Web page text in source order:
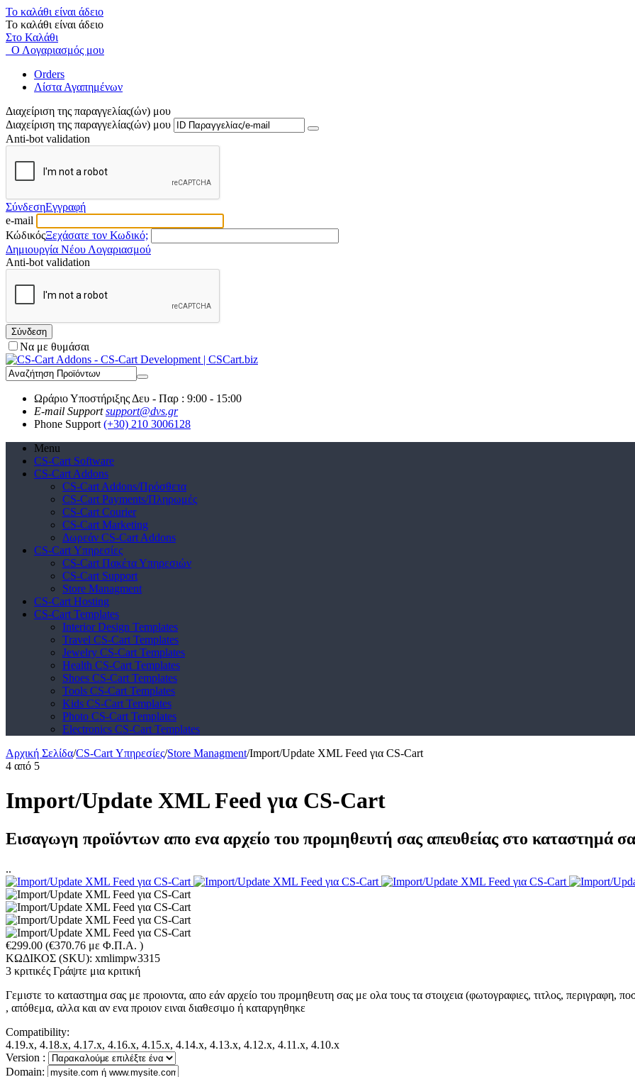
Το καλάθι είναι άδειο
Το καλάθι είναι άδειο
Στο Καλάθι
Ο Λογαριασμός μου
Orders
Λίστα Αγαπημένων
Διαχείριση της παραγγελίας(ών) μου
Διαχείριση της παραγγελίας(ών) μου
Anti-bot validation
ΣύνδεσηΕγγραφή
e-mail
ΚώδικόςΞεχάσατε τον Κωδικό;
Δημιουργία Νέου Λογαριασμού
Anti-bot validation
Σύνδεση
Να με θυμάσαι
Ωράριο Υποστήριξης Δευ - Παρ : 9:00 - 15:00
E-mail Support support@dvs.gr
Phone Support (+30) 210 3006128
Menu
CS-Cart Software
CS-Cart Addons
CS-Cart Addons/Πρόσθετα
CS-Cart Payments/Πληρωμές
CS-Cart Courier
CS-Cart Marketing
Δωρεάν CS-Cart Addons
CS-Cart Υπηρεσίες
CS-Cart Πακέτα Υπηρεσιών
CS-Cart Support
Store Managment
CS-Cart Hosting
CS-Cart Templates
Interior Design Templates
Travel CS-Cart Templates
Jewelry CS-Cart Templates
Health CS-Cart Templates
Shoes CS-Cart Templates
Tools CS-Cart Templates
Kids CS-Cart Templates
Photo CS-Cart Templates
Electronics CS-Cart Templates
Αρχική Σελίδα/CS-Cart Υπηρεσίες/Store Managment/Import/Update XML Feed για CS-Cart
4 από 5
Import/Update XML Feed για CS-Cart
Εισαγωγη προϊόντων απο ενα αρχείο του προμηθευτή σας απευθείας στο καταστημά
..
€299.00 (€370.76 με Φ.Π.Α. )
ΚΩΔΙΚΟΣ (SKU): xmlimpw3315
3 κριτικές Γράψτε μια κριτική
Γεμιστε το καταστημα σας με προιοντα, απο εάν αρχείο του προμηθευτη σας με ολα τους τα στοιχεια (φωτογραφιες, τιτλος, περιγραφη,
, απόθεμα, αλλα και αν ενα προιον ειναι διαθεσιμο ή καταργηθηκε
Compatibility:
4.19.x, 4.18.x, 4.17.x, 4.16.x, 4.15.x, 4.14.x, 4.13.x, 4.12.x, 4.11.x, 4.10.x
Version :
Domain: